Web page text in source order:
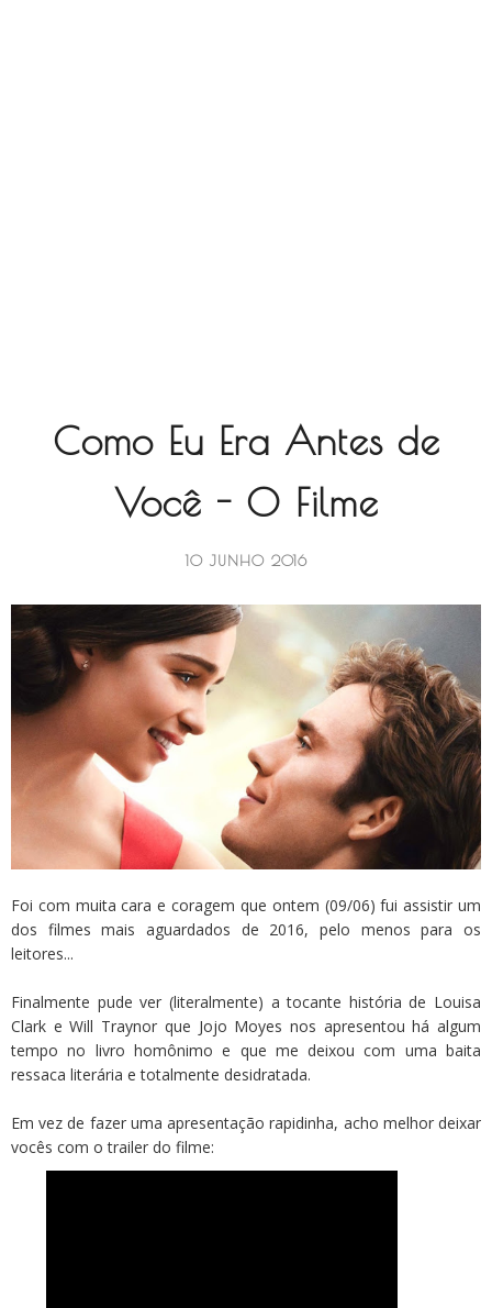
Como Eu Era Antes de
Você - O Filme
10 JUNHO 2016
Foi com muita cara e coragem que ontem (09/06) fui assistir um
dos filmes mais aguardados de 2016, pelo menos para os
leitores...
Finalmente pude ver (literalmente) a tocante história de Louisa
Clark e Will Traynor que Jojo Moyes nos apresentou há algum
tempo no livro homônimo e que me deixou com uma baita
ressaca literária e totalmente desidratada.
Em vez de fazer uma apresentação rapidinha, acho melhor deixar
vocês com o trailer do filme: